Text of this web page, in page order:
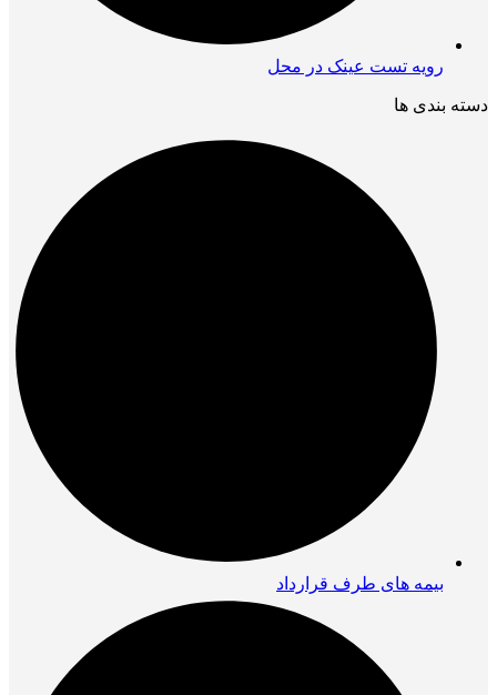
رویه تست عینک در محل
دسته بندی ها
بیمه های طرف قرارداد